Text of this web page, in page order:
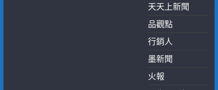
天天上新聞
品觀點
行銷人
墨新聞
火報